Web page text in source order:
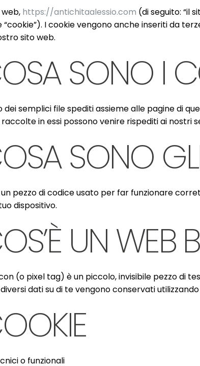
https://antichitaalessio.com (di seguito: “il
“cookie”). I cookie vengono anche inseriti da
sito web.
SONO I
dei semplici file spediti assieme alle pagine di
in essi possono venire rispediti ai
SONO
pezzo di codice usato per far funzionare
dispositivo.
UN WEB
(o pixel tag) è un piccolo, invisibile pezzo di
dati su di te vengono conservati
o funzionali